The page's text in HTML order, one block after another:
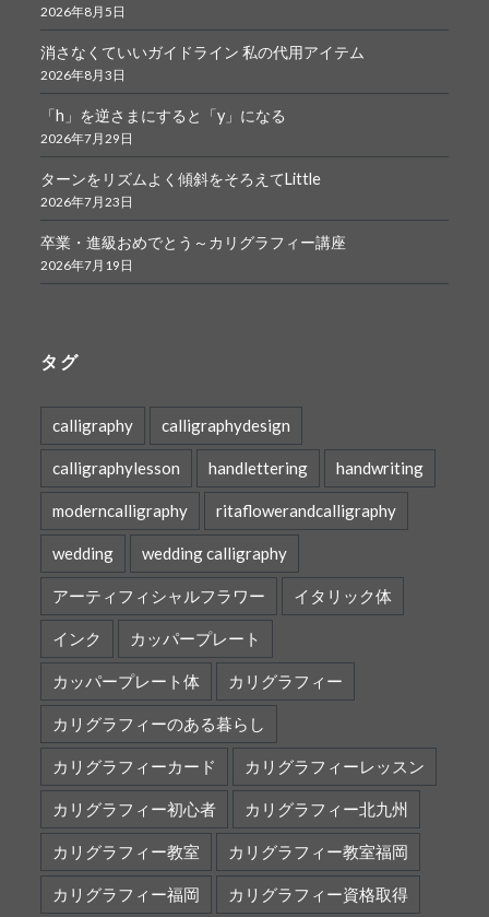
2026年8月5日
消さなくていいガイドライン 私の代用アイテム
2026年8月3日
「h」を逆さまにすると「y」になる
2026年7月29日
ターンをリズムよく傾斜をそろえてLittle
2026年7月23日
卒業・進級おめでとう～カリグラフィー講座
2026年7月19日
タグ
calligraphy calligraphydesign
calligraphylesson handlettering handwriting
moderncalligraphy ritaflowerandcalligraphy
wedding wedding calligraphy
アーティフィシャルフラワー イタリック体
インク カッパープレート
カッパープレート体 カリグラフィー
カリグラフィーのある暮らし
カリグラフィーカード カリグラフィーレッスン
カリグラフィー初心者 カリグラフィー北九州
カリグラフィー教室 カリグラフィー教室福岡
カリグラフィー福岡 カリグラフィー資格取得